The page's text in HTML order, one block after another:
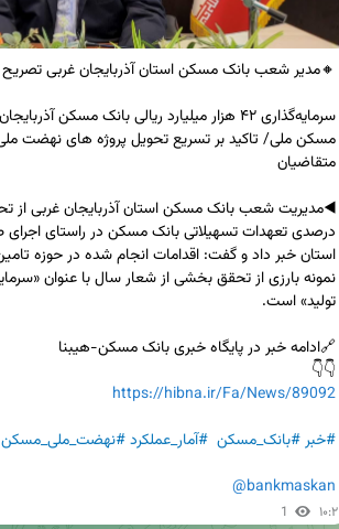
👇👇
https://hibna.ir/Fa/News/89092
#خبر#بانک_مسکن #آمار_عملکرد#نهضت_ملی_مسکن
@bankmaskan
1 ۱۰:۲